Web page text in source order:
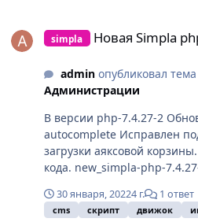
simpla Новая Simpla
adminопубликовал
Администрации
В версии php-7.4.27-2
autocomplete Исправлен
загрузки аяксовой
кода. new_simpla-php-
30 января, 20224 г. 1 ответ
cms скрипт движок